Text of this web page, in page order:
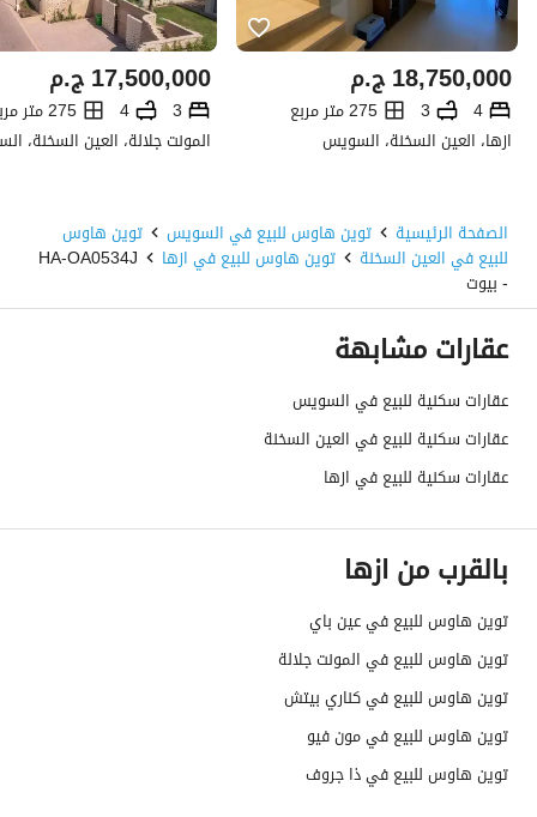
ج.م18,750,000
4
3
275 متر مربع
ازها، العين السخنة، السويس
ج.م17,500,000
3
4
275 متر مربع
المونت جلالة، العين السخنة،
الصفحة الرئيسية توين هاوس للبيع في السويس توين هاوس
للبيع في العين السخنة توين هاوس للبيع في ازها HA-OA0534J
- بيوت
عقارات مشابهة
عقارات سكنية للبيع في السويس
عقارات سكنية للبيع في العين السخنة
عقارات سكنية للبيع في ازها
بالقرب من ازها
توين هاوس للبيع في عين باي
توين هاوس للبيع في المونت جلالة
توين هاوس للبيع في كناري بيتش
توين هاوس للبيع في مون فيو
توين هاوس للبيع في ذا جروف